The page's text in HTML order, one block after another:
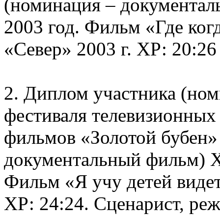
(номинация –
2003 год. Фильм «Где
«Север» 2003 г. ХР:
2. Диплом участника
фестиваля
фильмов «Золотой
документальный
Фильм «Я учу детей
ХР: 24:24. Сценарист,